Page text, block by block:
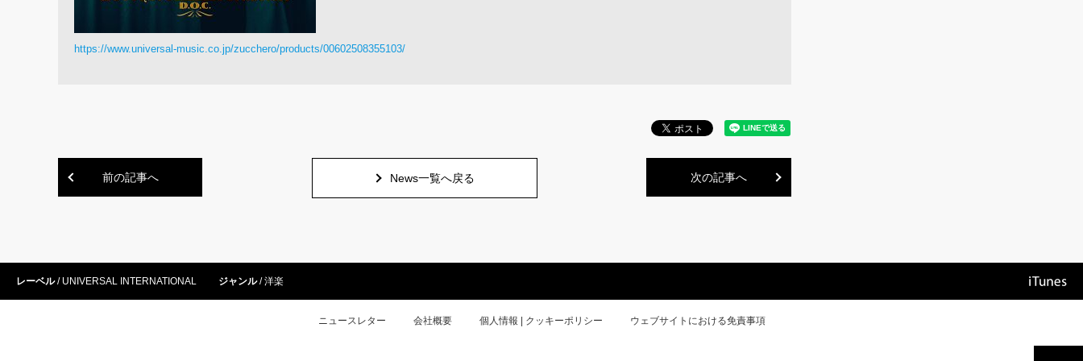
https://www.universal-music.co.jp/zucchero/products/00602508355103/
前の記事へ 次の記事へ
News一覧へ戻る
レーベル UNIVERSAL INTERNATIONAL ジャンル 洋楽
ニュースレター 会社概要 個人情報 | クッキーポリシー ウェブサイトにおける免責事項